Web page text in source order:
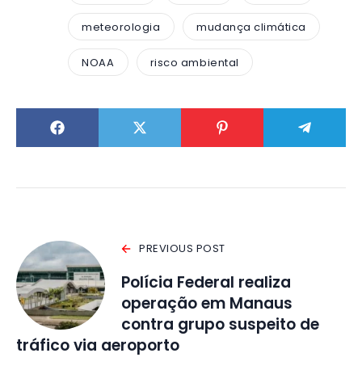
meteorologia mudança climática
NOAA risco ambiental
PREVIOUS POST
Polícia Federal realiza
operação em Manaus
contra grupo suspeito de
tráfico via aeroporto